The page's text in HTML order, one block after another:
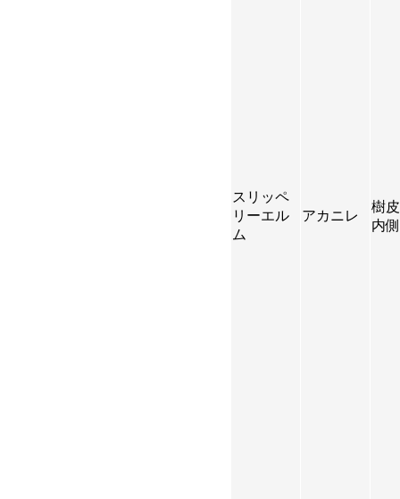
スリッペ
リーエル
ム
アカニレ
樹
内側